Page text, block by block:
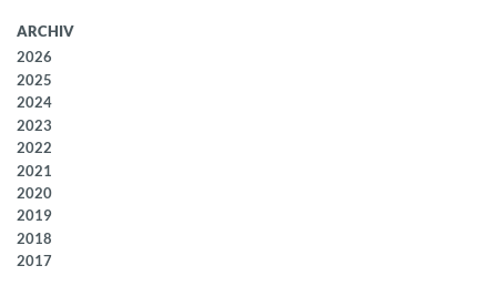
ARCHIV
2026
2025
2024
2023
2022
2021
2020
2019
2018
2017